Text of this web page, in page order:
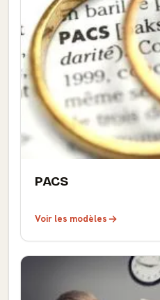
PACS
Voir les modèles